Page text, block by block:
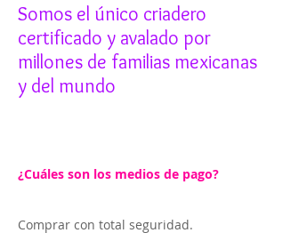
Somos el único criadero
certificado y avalado por
millones de familias mexicanas
y del mundo
¿Cuáles son los medios de pago?
Comprar con total seguridad.